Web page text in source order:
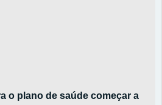
o plano de saúde começar a